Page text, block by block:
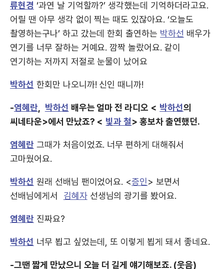
류현경 ‘과연 날 기억할까?’ 생각했는데 기억하더라고요.
어릴 땐 아무 생각 없이 찍는 때도 있잖아요. ‘오늘도
촬영하는구나’ 하고 갔는데 한회 출연하는 박하선 배우가
연기를 너무 잘하는 거예요. 깜짝 놀랐어요. 같이
연기하는 저까지 저절로 눈물이 났어요
박하선 한회만 나오니까! 신인 때니까!
-염혜란, 박하선 배우는 얼마 전 라디오 < 박하선의
씨네타운>에서 만났죠? < 빛과 철> 홍보차 출연했던.
염혜란그때가 처음이었죠. 너무 편하게 대해줘서
고마웠어요.
박하선 원래 선배님 팬이었어요. <증인> 보면서
선배님에게서
김혜자선생님의 광기를 봤어요.
염혜란진짜요?
박하선 너무 뵙고 싶었는데, 또 이렇게 뵙게 돼서 좋네요.
-그땐 짧게 만났으니 오늘 더 길게 얘기해보죠. (웃음)